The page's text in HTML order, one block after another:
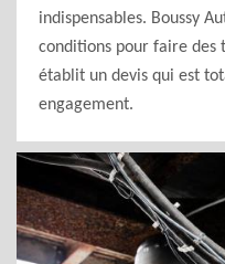
indispensables. Boussy
conditions pour faire des
établit un devis qui est
engagement.